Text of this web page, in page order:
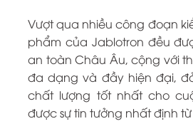
Vượt qua nhiều công đoạn
phẩm của Jablotron đều
an toàn Châu Âu, cộng với
đa dạng và đầy hiện đại,
chất lượng tốt nhất cho
được sự tin tưởng nhất định